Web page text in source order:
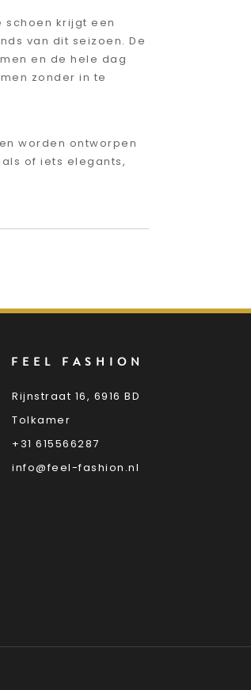
schoen krijgt een
van dit seizoen. De
en de hele dag
zonder in te
worden ontworpen
of iets elegants,
FEEL FASHION
Rijnstraat 16, 6916 BD
Tolkamer
+31 615566287
info@feel-fashion.nl